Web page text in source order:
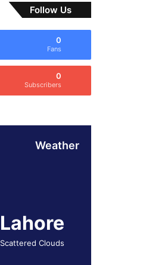
Follow Us
0
Fans
0
Subscribers
Weather
Lahore
Scattered Clouds